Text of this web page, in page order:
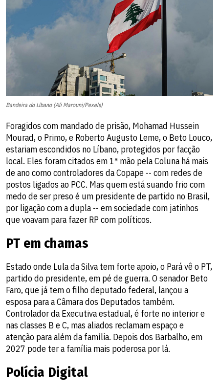
Bandeira do Líbano (Ali Marouni/Pexels)
Foragidos com mandado de prisão, Mohamad Hussein
Mourad, o Primo, e Roberto Augusto Leme, o Beto Louco,
estariam escondidos no Líbano, protegidos por facção
local. Eles foram citados em 1ª mão pela Coluna há mais
de ano como controladores da Copape -- com redes de
postos ligados ao PCC. Mas quem está suando frio com
medo de ser preso é um presidente de partido no Brasil,
por ligação com a dupla -- em sociedade com jatinhos
que voavam para fazer RP com políticos.
PT em chamas
Estado onde Lula da Silva tem forte apoio, o Pará vê o PT,
partido do presidente, em pé de guerra. O senador Beto
Faro, que já tem o filho deputado federal, lançou a
esposa para a Câmara dos Deputados também.
Controlador da Executiva estadual, é forte no interior e
nas classes B e C, mas aliados reclamam espaço e
atenção para além da família. Depois dos Barbalho, em
2027 pode ter a família mais poderosa por lá.
Polícia Digital